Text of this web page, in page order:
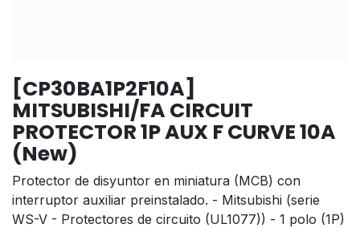
[CP30BA1P2F10A]
MITSUBISHI/FA CIRCUIT
PROTECTOR 1P AUX F CURVE 10A
(New)
Protector de disyuntor en miniatura (MCB) con
interruptor auxiliar preinstalado. - Mitsubishi (serie
WS-V - Protectores de circuito (UL1077)) - 1 polo (1P)